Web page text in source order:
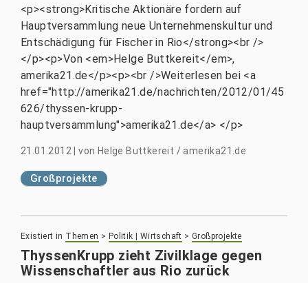
<p><strong>Kritische Aktionäre fordern auf
Hauptversammlung neue Unternehmenskultur und
Entschädigung für Fischer in Rio</strong><br />
</p><p>Von <em>Helge Buttkereit</em>,
amerika21.de</p><p><br />Weiterlesen bei <a
href="http://amerika21.de/nachrichten/2012/01/45
626/thyssen-krupp-
hauptversammlung">amerika21.de</a> </p>
21.01.2012 |von Helge Buttkereit / amerika21.de
Großprojekte
Existiert in Themen > Politik | Wirtschaft >Großprojekte
ThyssenKrupp zieht Zivilklage gegen
Wissenschaftler aus Rio zurück